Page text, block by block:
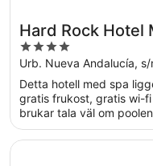
Hard Rock Hotel
4
out
of
5
Urb. Nueva Andalucía,
Detta hotell med spa
gratis frukost, gratis wi-
brukar tala väl om
Öppnas i ett nytt
Don Carlos Marbella